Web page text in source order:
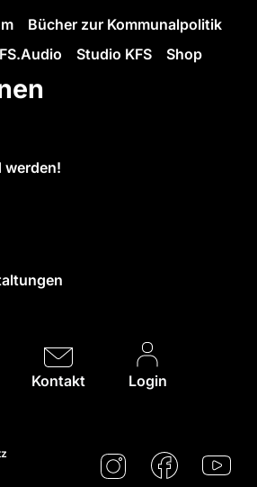
Bücher zur Kommunalpolitik
Studio KFS Shop
werden!
Kontakt Login